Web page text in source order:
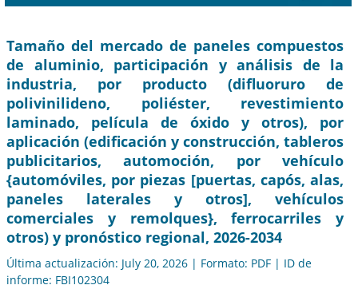
Tamaño del mercado de paneles compuestos
de aluminio, participación y análisis de la
industria, por producto (difluoruro de
polivinilideno, poliéster, revestimiento
laminado, película de óxido y otros), por
aplicación (edificación y construcción, tableros
publicitarios, automoción, por vehículo
{automóviles, por piezas [puertas, capós, alas,
paneles laterales y otros], vehículos
comerciales y remolques}, ferrocarriles y
otros) y pronóstico regional, 2026-2034
Última actualización: July 20, 2026 | Formato: PDF | ID de
informe: FBI102304